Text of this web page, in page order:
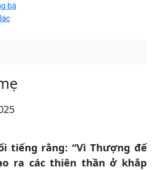
bá
tiếng rằng: “Vì Thượng đế
ra các thiên thần ở khắp